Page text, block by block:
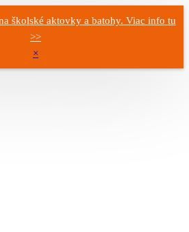
školské aktovky a batohy. Viac info tu
>>
×